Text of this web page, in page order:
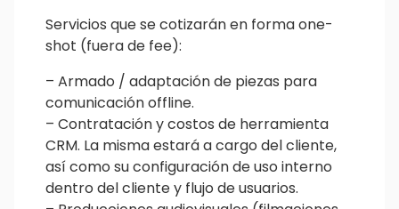
Servicios que se cotizarán en forma one-
shot (fuera de fee):
– Armado / adaptación de piezas para
comunicación offline.
– Contratación y costos de herramienta
CRM. La misma estará a cargo del cliente,
así como su configuración de uso interno
dentro del cliente y flujo de usuarios.